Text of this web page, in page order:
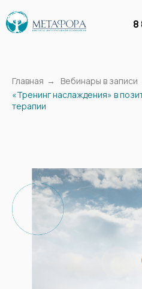
Курсы
8
Главная → Вебинары в записи
«Тренинг наслаждения» в
терапии